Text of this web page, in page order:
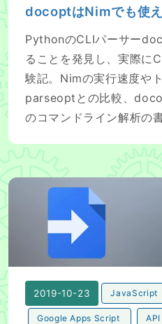
docoptはNimでも使
PythonのCLIパーサー
ることを発見し、実際に
験記。Nimの実行速度や
parseoptとの比較、
のコマンドライン解析の
Google Apps Script(GAS)
2019-10-23 JavaScript
Google Apps Script